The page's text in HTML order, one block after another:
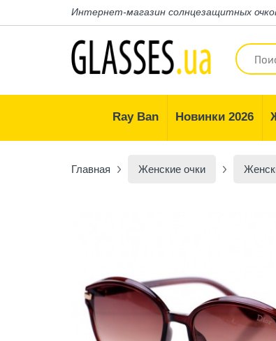
Интернет-магазин солнцезащитных
Ray Ban Новинки 2026
Главная Женские очки